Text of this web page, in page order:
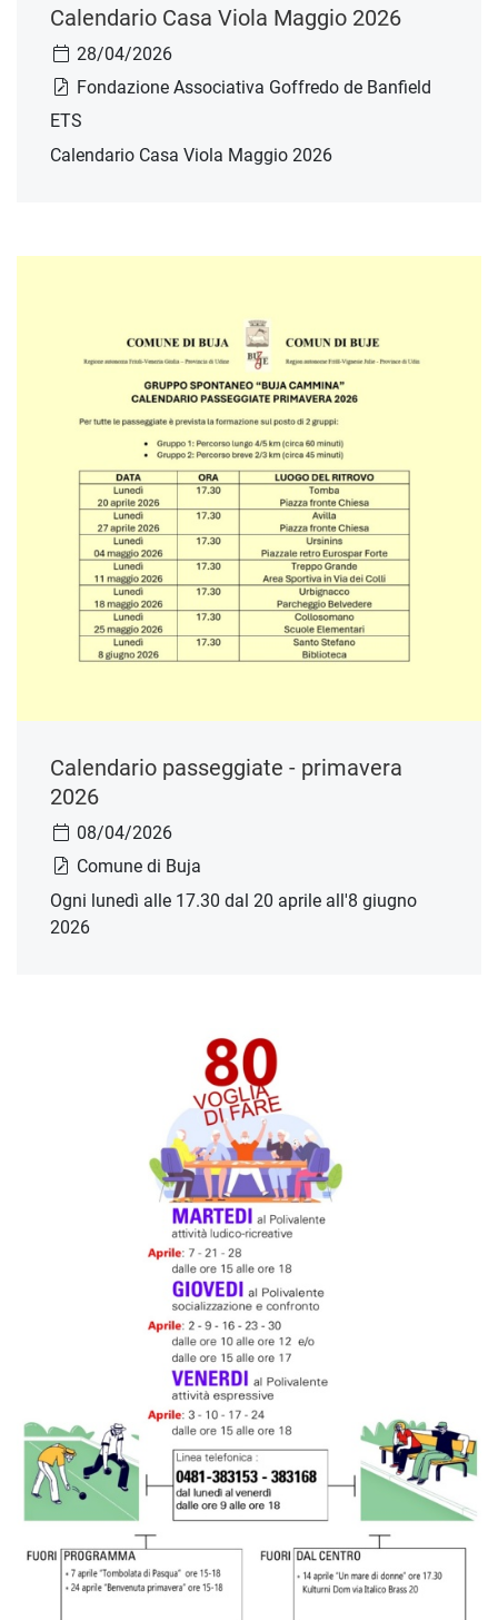
Calendario Casa Viola Maggio 2026
28/04/2026
Fondazione Associativa Goffredo de Banfield
ETS
Calendario Casa Viola Maggio 2026
Calendario passeggiate - primavera
2026
08/04/2026
Comune di Buja
Ogni lunedì alle 17.30 dal 20 aprile all'8 giugno
2026